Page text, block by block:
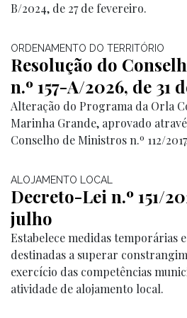
B/2024, de 27 de fevereiro.
ORDENAMENTO DO TERRITÓRIO
Resolução do
n.º 157-A/2026, de 31
Alteração do Programa da Orla
Marinha Grande, aprovado
Conselho de Ministros n.º 112/
ALOJAMENTO LOCAL
Decreto-Lei n.º 151/
julho
Estabelece medidas temporárias
destinadas a superar
exercício das competências
atividade de alojamento local.